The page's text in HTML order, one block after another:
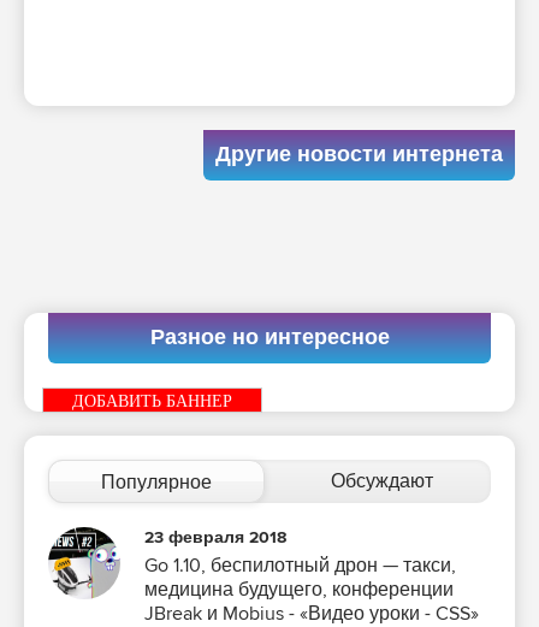
Другие новости интернета
Разное но интересное
ДОБАВИТЬ БАННЕР
Популярное Обсуждают
23 февраля 2018
Go 1.10, беспилотный дрон — такси,
медицина будущего, конференции
JBreak и Mobius - «Видео уроки - CSS»